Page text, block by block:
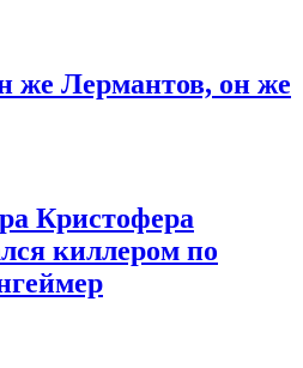
же Лермантов, он же
Кристофера
киллером по